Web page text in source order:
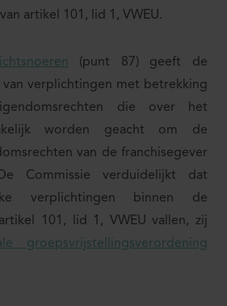
artikel 101, lid 1, VWEU.
(punt 87) geeft de
van verplichtingen met betrekking
die over het
worden geacht om de
van de franchisegever
Commissie verduidelijkt dat
verplichtingen binnen de
101, lid 1, VWEU vallen, zij
groepsvrijstellingsverordening